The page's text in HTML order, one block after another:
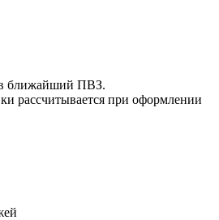
в ближайший ПВЗ.
рассчитывается при оформлении